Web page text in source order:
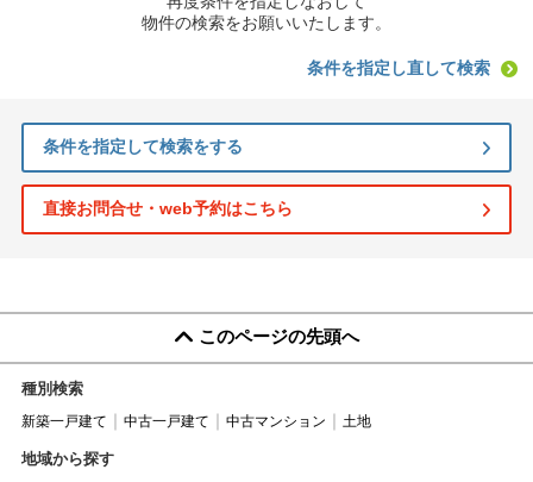
物件の検索をお願いいたします。
条件を指定し直して検索
条件を指定して検索をする
直接お問合せ・web予約はこちら
このページの先頭へ
種別検索
新築一戸建て 中古一戸建て 中古マンション 土地
地域から探す